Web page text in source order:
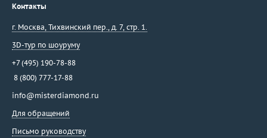
Контакты
г. Москва Тихвинский пер., д. 7, стр. 1.
3D-тур по шоуруму
+7 (495) 190-78-88
8 (800) 777-17-88
info@misterdiamond.ru
Для обращений
Письмо руководству